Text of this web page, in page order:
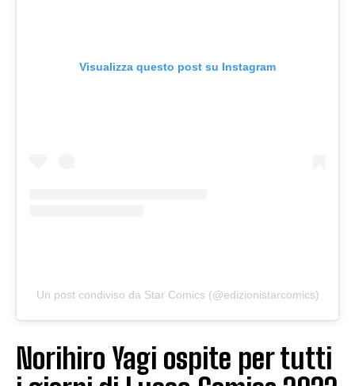
Visualizza questo post su Instagram
Un post condiviso da Star Comics (@edizionistarcomics)
Norihiro Yagi ospite per tutti